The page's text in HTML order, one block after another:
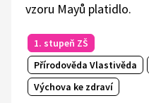
vzoru Mayů platidlo.
1. stupeň ZŠ
Přírodověda Vlastivěda
Výchova ke zdraví